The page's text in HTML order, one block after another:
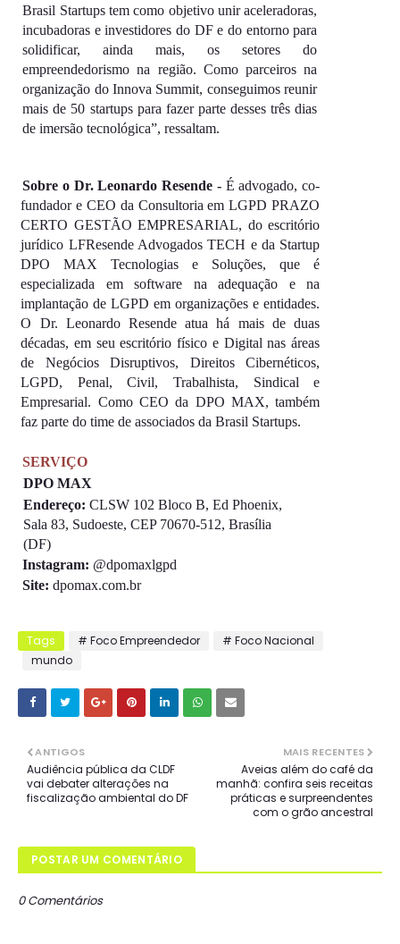
Brasil Startups tem como objetivo unir aceleradoras,
incubadoras e investidores do DF e do entorno para
solidificar, ainda mais, os setores do
empreendedorismo na região. Como parceiros na
organização do Innova Summit, conseguimos reunir
mais de 50 startups para fazer parte desses três dias
de imersão tecnológica”, ressaltam.
Sobre o Dr. Leonardo Resende - É advogado, co-
fundador e CEO da Consultoria em LGPD PRAZO
CERTO GESTÃO EMPRESARIAL, do escritório
jurídico LFResende Advogados TECH e da Startup
DPO MAX Tecnologias e Soluções, que é
especializada em software na adequação e na
implantação de LGPD em organizações e entidades.
O Dr. Leonardo Resende atua há mais de duas
décadas, em seu escritório físico e Digital nas áreas
de Negócios Disruptivos, Direitos Cibernéticos,
LGPD, Penal, Civil, Trabalhista, Sindical e
Empresarial. Como CEO da DPO MAX, também
faz parte do time de associados da Brasil Startups.
SERVIÇO
DPO MAX
Endereço: CLSW 102 Bloco B, Ed Phoenix,
Sala 83, Sudoeste, CEP 70670-512, Brasília
(DF)
Instagram: @dpomaxlgpd
Site: dpomax.com.br
Tags # Foco Empreendedor
# Foco Nacional
mundo
MAIS RECENTES
Aveias além do café da
manhã: confira seis receitas
práticas e surpreendentes
com o grão ancestral
ANTIGOS
Audiência pública da CLDF
vai debater alterações na
fiscalização ambiental do DF
POSTAR UM COMENTÁRIO
0 Comentários